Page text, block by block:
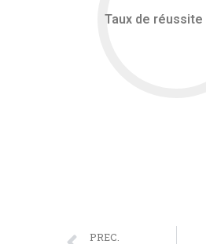
Taux de réussite
PREC.